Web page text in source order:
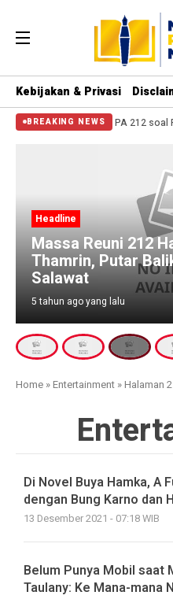
Kebijakan & Privasi
BREAKING NEWS
2 Orang Tewas PA 212 soal
Headline
Massa Reuni 212
Thamrin, Putar
Salawat
5 tahun ago yang lalu
Home »Entertainment »Halaman 2
Di Novel Buya Hamka, A
dengan Bung Karno dan
13 Desember 2021 - 07:18 WIB
Belum Punya Mobil saat
Taulany: Ke Mana-mana